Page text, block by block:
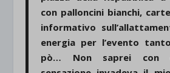
con palloncini bianchi,
informativo
energia per l’evento
pò… Non saprei con